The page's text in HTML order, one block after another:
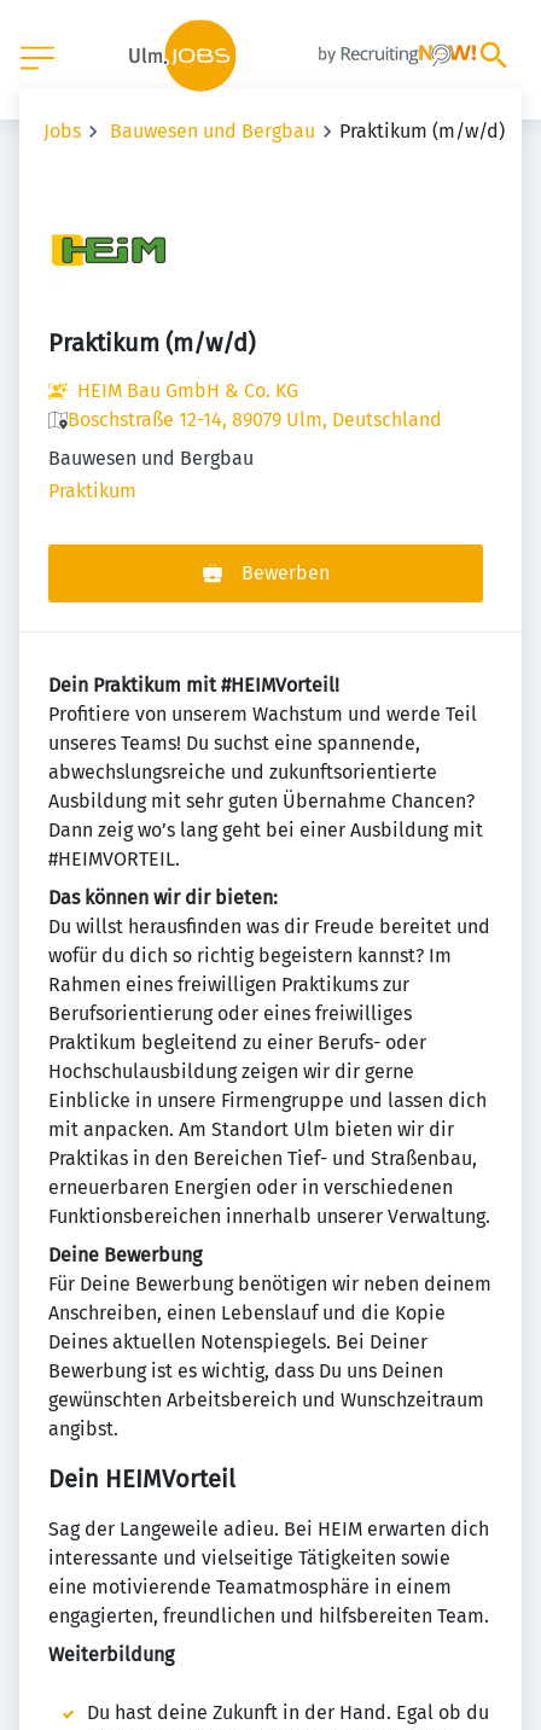
Jobs Bauwesen und Bergbau Praktikum (m/w/d)
Praktikum (m/w/d)
HEIM Bau GmbH & Co. KG
Boschstraße 12-14, 89079 Ulm, Deutschland
Bauwesen und Bergbau
Praktikum
Bewerben
Dein Praktikum mit #HEIMVorteil!
Profitiere von unserem Wachstum und werde Teil
unseres Teams! Du suchst eine spannende,
abwechslungsreiche und zukunftsorientierte
Ausbildung mit sehr guten Übernahme Chancen?
Dann zeig wo’s lang geht bei einer Ausbildung mit
#HEIMVORTEIL.
Das können wir dir bieten:
Du willst herausfinden was dir Freude bereitet und
wofür du dich so richtig begeistern kannst? Im
Rahmen eines freiwilligen Praktikums zur
Berufsorientierung oder eines freiwilliges
Praktikum begleitend zu einer Berufs- oder
Hochschulausbildung zeigen wir dir gerne
Einblicke in unsere Firmengruppe und lassen dich
mit anpacken. Am Standort Ulm bieten wir dir
Praktikas in den Bereichen Tief- und Straßenbau,
erneuerbaren Energien oder in verschiedenen
Funktionsbereichen innerhalb unserer Verwaltung.
Deine Bewerbung
Für Deine Bewerbung benötigen wir neben deinem
Anschreiben, einen Lebenslauf und die Kopie
Deines aktuellen Notenspiegels. Bei Deiner
Bewerbung ist es wichtig, dass Du uns Deinen
gewünschten Arbeitsbereich und Wunschzeitraum
angibst.
Dein HEIMVorteil
Sag der Langeweile adieu. Bei HEIM erwarten dich
interessante und vielseitige Tätigkeiten sowie
eine motivierende Teamatmosphäre in einem
engagierten, freundlichen und hilfsbereiten Team.
Weiterbildung
Du hast deine Zukunft in der Hand. Egal ob du